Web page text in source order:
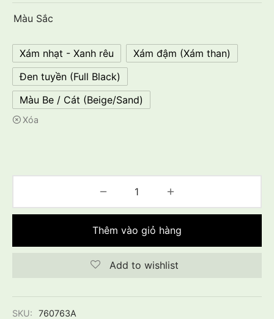
Màu Sắc
Xám nhạt - Xanh rêu
Xám đậm (Xám than)
Đen tuyền (Full Black)
Màu Be / Cát (Beige/Sand)
Xóa
Thêm vào giỏ hàng
Add to wishlist
SKU:
760763A